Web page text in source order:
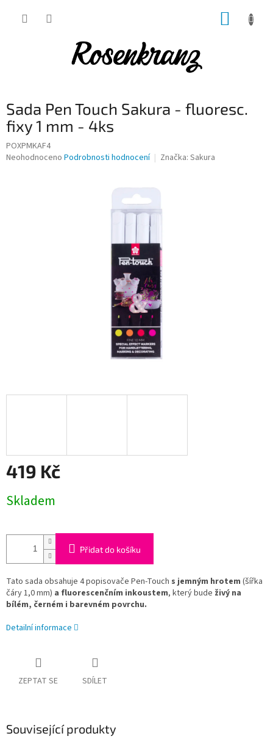
Sada Pen Touch Sakura - fluoresc.
fixy 1 mm - 4ks
POXPMKAF4
Průměrné
Neohodnoceno Podrobnosti hodnocení Značka: Sakura
419 Kč
cena:
Skladem
Přidat do košíku
Tato sada obsahuje 4 popisovače Pen-Touch s jemným hrotem (šířka
čáry 1,0 mm) a fluorescenčním inkoustem, který bude živý na
bílém, černém i barevném povrchu.
Detailní informace
ZEPTAT SE SDÍLET
Související produkty